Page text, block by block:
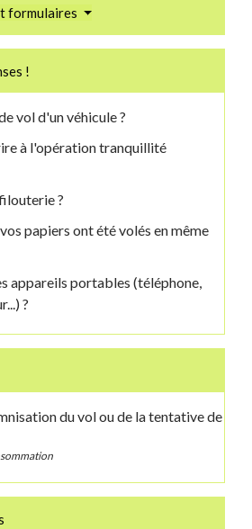
formulaires
!
vol d'un véhicule ?
à l'opération tranquillité
?
papiers ont été volés en même
appareils portables (téléphone,
?
du vol ou de la tentative de